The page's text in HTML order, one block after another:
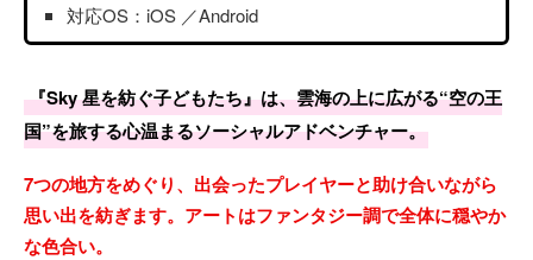
対応OS：iOS ／Android
『Sky 星を紡ぐ子どもたち』は、雲海の上に広がる“空の王
国”を旅する心温まるソーシャルアドベンチャー。
7つの地方をめぐり、出会ったプレイヤーと助け合いながら
思い出を紡ぎます。アートはファンタジー調で全体に穏やか
な色合い。